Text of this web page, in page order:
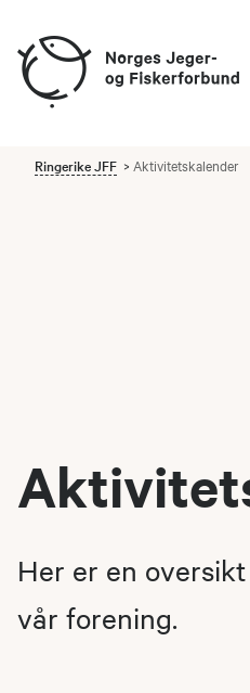
Ringerike JFF Aktivitetskalender
Her er en
vår forening.